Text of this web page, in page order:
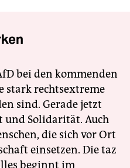
bei den kommenden
stark rechtsextreme
sind. Gerade jetzt
und Solidarität. Auch
die sich vor Ort
einsetzen. Die taz
beginnt im